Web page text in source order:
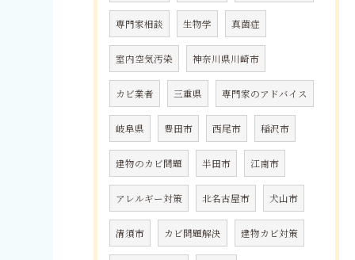
専門家相談 生物学 真菌症
室内空気汚染 神奈川県川崎市
カビ業者 三重県 専門家のアドバイス
岐阜県 豊田市 西尾市 稲沢市
建物のカビ問題 半田市 江南市
アレルギー対策 北名古屋市 犬山市
清須市 カビ問題解決 建物カビ対策